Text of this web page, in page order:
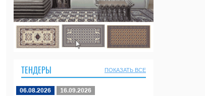
ТЕНДЕРЫ ПОКАЗАТЬ ВСЕ
06.08.2026 16.09.2026